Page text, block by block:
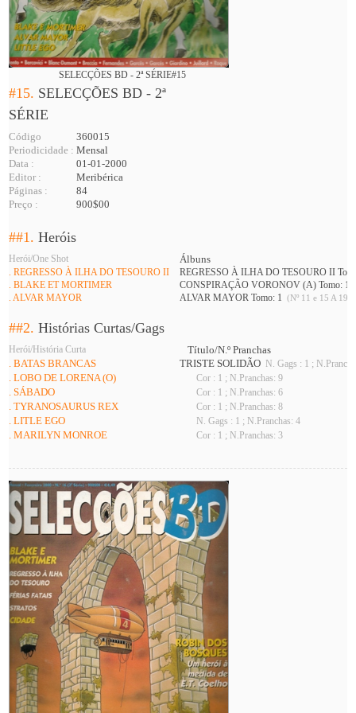
SELECÇÕES BD - 2ª SÉRIE#15
#15. SELECÇÕES BD - 2ª
SÉRIE
Código
360015
Periodicidade : Mensal
Data :
01-01-2000
Editor :
Meribérica
Páginas :
84
Preço :
900$00
##1.Heróis
Herói/One Shot Álbuns
. REGRESSO À ILHA DO TESOURO II
REGRESSO À ILHA DO TESOURO II
. BLAKE ET MORTIMER
CONSPIRAÇÃO VORONOV (A) Tomo:
. ALVAR MAYOR
ALVAR MAYOR Tomo: 1 (Nº 11 e 15 A 19 )
##2.Histórias Curtas/Gags
Herói/História Curta
Título/N.º Pranchas
. BATAS BRANCAS
TRISTE SOLIDÃO N. Gags : 1 ;
. LOBO DE LORENA (O) Cor : 1 ; N.Pranchas: 9
. SÁBADO Cor : 1 ; N.Pranchas: 6
. TYRANOSAURUS REX Cor : 1 ; N.Pranchas: 8
. LITLE EGO N. Gags : 1 ; N.Pranchas: 4
. MARILYN MONROE Cor : 1 ; N.Pranchas: 3